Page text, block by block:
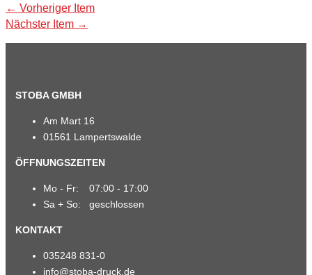
Beitragsnavigation
← Vorheriger Item
Nächster Item →
STOBA GMBH
Am Mart 16
01561 Lampertswalde
ÖFFNUNGSZEITEN
Mo - Fr:
07:00 - 17:00
Sa + So:
geschlossen
KONTAKT
035248 831-0
info@stoba-druck.de